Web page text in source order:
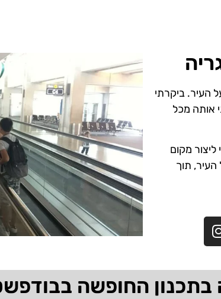
העיר. ביקרתי
אותה מכל
ליצור מקום
העיר, תוך
בתכנון החופשה